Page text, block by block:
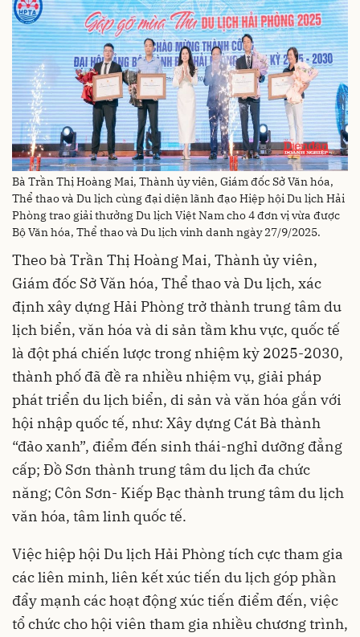
Bà Trần Thị Hoàng Mai, Thành ủy viên, Giám đốc Sở Văn hóa,
Thể thao và Du lịch cùng đại diện lãnh đạo Hiệp hội Du lịch Hải
Phòng trao giải thưởng Du lịch Việt Nam cho 4 đơn vị vừa được
Bộ Văn hóa, Thể thao và Du lịch vinh danh ngày 27/9/2025.
Theo bà Trần Thị Hoàng Mai, Thành ủy viên,
Giám đốc Sở Văn hóa, Thể thao và Du lịch, xác
định xây dựng Hải Phòng trở thành trung tâm du
lịch biển, văn hóa và di sản tầm khu vực, quốc tế
là đột phá chiến lược trong nhiệm kỳ 2025-2030,
thành phố đã đề ra nhiều nhiệm vụ, giải pháp
phát triển du lịch biển, di sản và văn hóa gắn với
hội nhập quốc tế, như: Xây dựng Cát Bà thành
“đảo xanh”, điểm đến sinh thái-nghỉ dưỡng đẳng
cấp; Đồ Sơn thành trung tâm du lịch đa chức
năng; Côn Sơn- Kiếp Bạc thành trung tâm du lịch
văn hóa, tâm linh quốc tế.
Việc hiệp hội Du lịch Hải Phòng tích cực tham gia
các liên minh, liên kết xúc tiến du lịch góp phần
đẩy mạnh các hoạt động xúc tiến điểm đến, việc
tổ chức cho hội viên tham gia nhiều chương trình,